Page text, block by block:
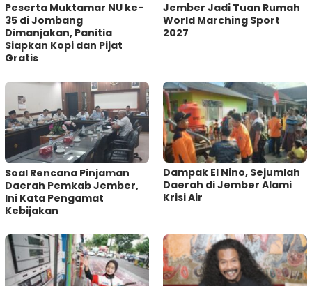
Peserta Muktamar NU ke-
35 di Jombang
Dimanjakan, Panitia
Siapkan Kopi dan Pijat
Gratis
Jember Jadi Tuan Rumah
World Marching Sport
2027
‎Soal Rencana Pinjaman
Daerah Pemkab Jember,
Ini Kata Pengamat
Kebijakan ‎
Dampak El Nino, Sejumlah
Daerah di Jember Alami
Krisi Air